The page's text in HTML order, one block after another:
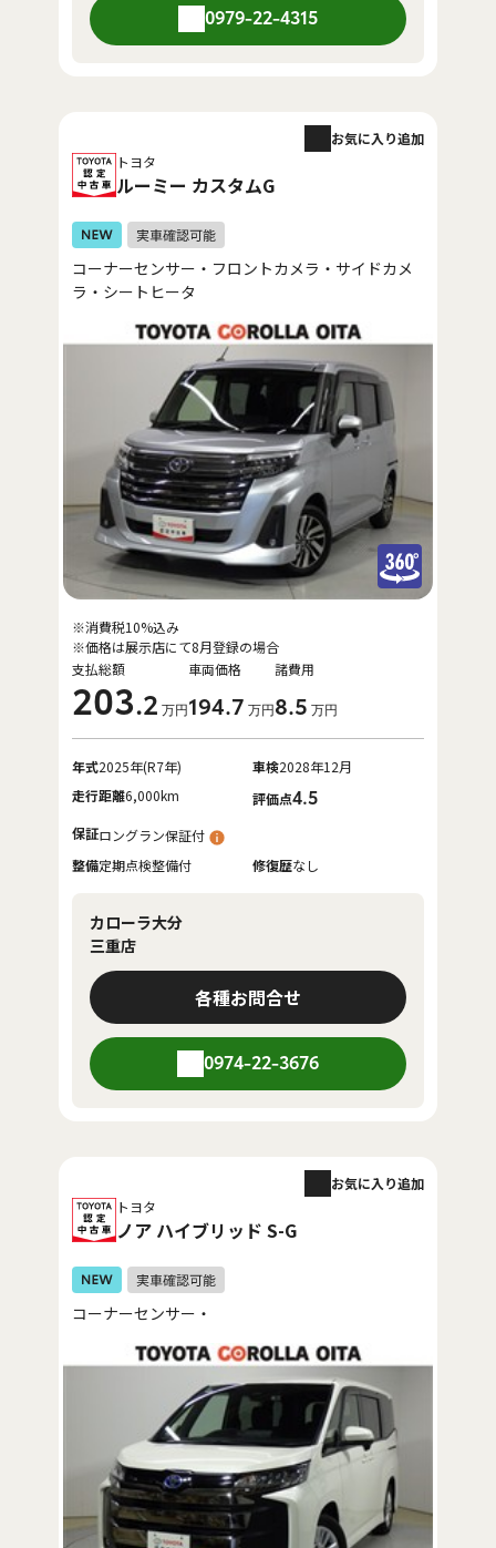
0979-22-4315
トヨタ
ルーミー カスタムG
お気に入り追加
コーナーセンサー・フロントカメラ・サイドカメ
ラ・シートヒータ
支払総額
203.2 万円
車両価格
194.7 万円
諸費用
8.5 万円
※消費税10%込み
※価格は展示店にて8月登録の場合
年式2025年(R7年) 車検2028年12月
走行距離6,000km 評価点4.5
保証ロングラン保証付
整備定期点検整備付 修復歴なし
カローラ大分
三重店
各種お問合せ
0974-22-3676
トヨタ
ノア ハイブリッド S-G
お気に入り追加
コーナーセンサー・